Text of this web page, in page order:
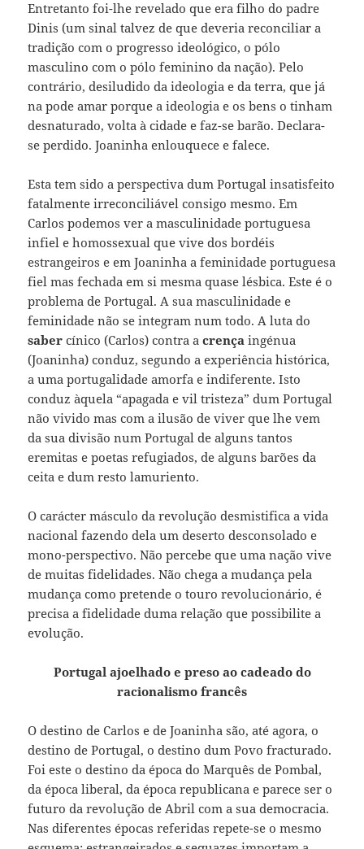
Entretanto foi-lhe revelado que era filho do padre
Dinis (um sinal talvez de que deveria reconciliar a
tradição com o progresso ideológico, o pólo
masculino com o pólo feminino da nação). Pelo
contrário, desiludido da ideologia e da terra, que já
na pode amar porque a ideologia e os bens o tinham
desnaturado, volta à cidade e faz-se barão. Declara-
se perdido. Joaninha enlouquece e falece.
Esta tem sido a perspectiva dum Portugal insatisfeito
fatalmente irreconciliável consigo mesmo. Em
Carlos podemos ver a masculinidade portuguesa
infiel e homossexual que vive dos bordéis
estrangeiros e em Joaninha a feminidade portuguesa
fiel mas fechada em si mesma quase lésbica. Este é o
problema de Portugal. A sua masculinidade e
feminidade não se integram num todo. A luta do
saber cínico (Carlos) contra acrença ingénua
(Joaninha) conduz, segundo a experiência histórica,
a uma portugalidade amorfa e indiferente. Isto
conduz àquela “apagada e vil tristeza” dum Portugal
não vivido mas com a ilusão de viver que lhe vem
da sua divisão num Portugal de alguns tantos
eremitas e poetas refugiados, de alguns barões da
ceita e dum resto lamuriento.
O carácter másculo da revolução desmistifica a vida
nacional fazendo dela um deserto desconsolado e
mono-perspectivo. Não percebe que uma nação vive
de muitas fidelidades. Não chega a mudança pela
mudança como pretende o touro revolucionário, é
precisa a fidelidade duma relação que possibilite a
evolução.
Portugal ajoelhado e preso ao cadeado do
racionalismo francês
O destino de Carlos e de Joaninha são, até agora, o
destino de Portugal, o destino dum Povo fracturado.
Foi este o destino da época do Marquês de Pombal,
da época liberal, da época republicana e parece ser o
futuro da revolução de Abril com a sua democracia.
Nas diferentes épocas referidas repete-se o mesmo